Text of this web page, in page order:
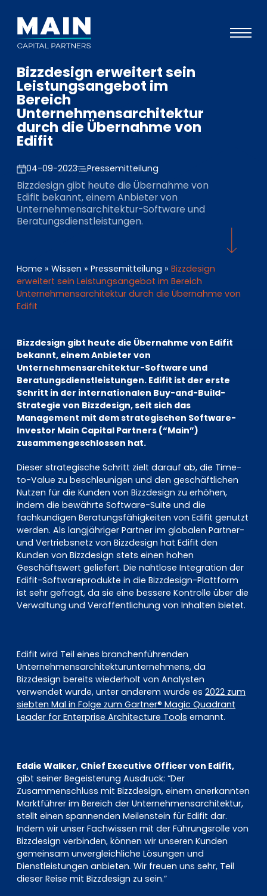
Portfolio
Wissen
Investoren
ESG
Über uns
EN DE FR
Pulse login
Bizzdesign erweitert sein
Leistungsangebot im
Bereich
Unternehmensarchitektur
durch die Übernahme von
Edifit
04-09-2023 Pressemitteilung
Bizzdesign gibt heute die Übernahme von
Edifit bekannt, einem Anbieter von
Unternehmensarchitektur-Software und
Beratungsdienstleistungen.
Home » Wissen » Pressemitteilung » Bizzdesign
erweitert sein Leistungsangebot im Bereich
Unternehmensarchitektur durch die Übernahme von
Edifit
Bizzdesign gibt heute die Übernahme von Edifit
bekannt, einem Anbieter von
Unternehmensarchitektur-Software und
Beratungsdienstleistungen. Edifit ist der erste
Schritt in der internationalen Buy-and-Build-
Strategie von Bizzdesign, seit sich das
Management mit dem strategischen Software-
Investor Main Capital Partners (“Main”)
zusammengeschlossen hat.
Dieser strategische Schritt zielt darauf ab, die Time-
to-Value zu beschleunigen und den geschäftlichen
Nutzen für die Kunden von Bizzdesign zu erhöhen,
indem die bewährte Software-Suite und die
fachkundigen Beratungsfähigkeiten von Edifit genutzt
werden. Als langjähriger Partner im globalen Partner-
und Vertriebsnetz von Bizzdesign hat Edifit den
Kunden von Bizzdesign stets einen hohen
Geschäftswert geliefert. Die nahtlose Integration der
Edifit-Softwareprodukte in die Bizzdesign-Plattform
ist sehr gefragt, da sie eine bessere Kontrolle über die
Verwaltung und Veröffentlichung von Inhalten bietet.
Edifit wird Teil eines branchenführenden
Unternehmensarchitekturunternehmens, da
Bizzdesign bereits wiederholt von Analysten
verwendet wurde, unter anderem wurde es 2022 zum
siebten Mal in Folge zum Gartner® Magic Quadrant
Leader for Enterprise Architecture Tools ernannt.
Eddie Walker, Chief Executive Officer von Edifit,
gibt seiner Begeisterung Ausdruck: “Der
Zusammenschluss mit Bizzdesign, einem anerkannten
Marktführer im Bereich der Unternehmensarchitektur,
stellt einen spannenden Meilenstein für Edifit dar.
Indem wir unser Fachwissen mit der Führungsrolle von
Bizzdesign verbinden, können wir unseren Kunden
gemeinsam unvergleichliche Lösungen und
Dienstleistungen anbieten. Wir freuen uns sehr, Teil
dieser Reise mit Bizzdesign zu sein.”